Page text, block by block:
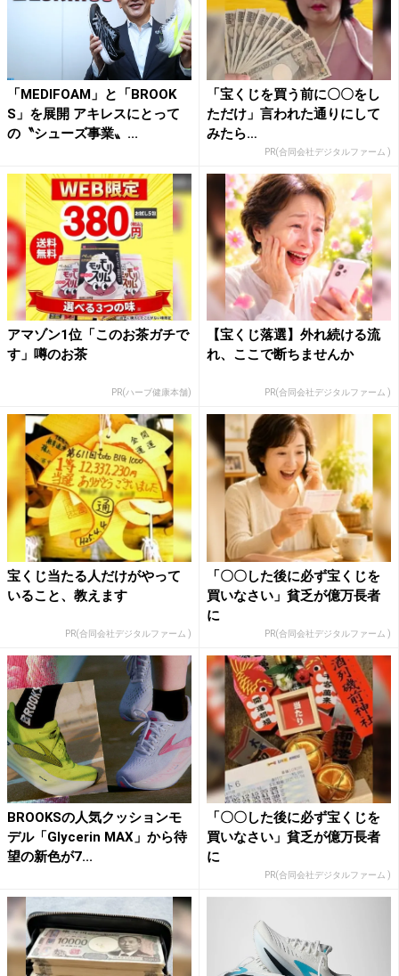
「MEDIFOAM」と「BROOK
S」を展開 アキレスにとって
の〝シューズ事業〟...
「宝くじを買う前に〇〇をし
ただけ」言われた通りにして
みたら…
PR(合同会社デジタルファーム )
アマゾン1位「このお茶ガチで
す」噂のお茶
PR(ハーブ健康本舗)
【宝くじ落選】外れ続ける流
れ、ここで断ちませんか
PR(合同会社デジタルファーム )
宝くじ当たる人だけがやって
いること、教えます
PR(合同会社デジタルファーム )
「〇〇した後に必ず宝くじを
買いなさい」貧乏が億万長者
に
PR(合同会社デジタルファーム )
BROOKSの人気クッションモ
デル「Glycerin MAX」から待
望の新色が7...
「〇〇した後に必ず宝くじを
買いなさい」貧乏が億万長者
に
PR(合同会社デジタルファーム )